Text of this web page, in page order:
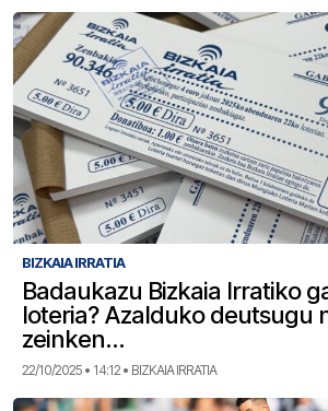
BIZKAIA IRRATIA
Badaukazu Bizkaia Irratiko
loteria? Azalduko deutsugu
zeinken…
22/10/2025 • 14:12 • BIZKAIA IRRATIA